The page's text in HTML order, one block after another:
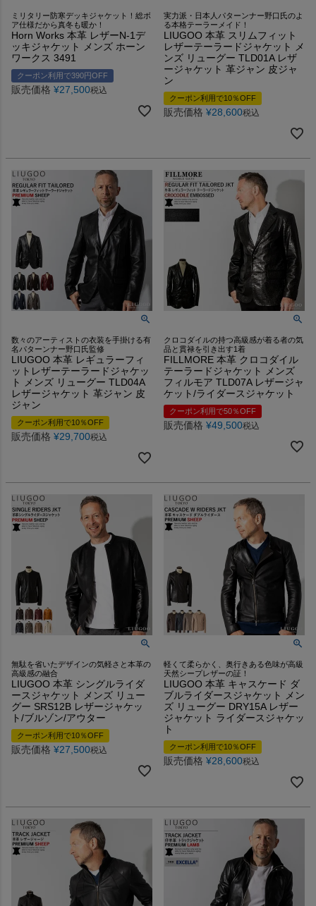
ミリタリー防寒デッキジャケット！総ボ
ア仕様だから真冬も暖か！
Horn Works 本革 レザーN-1デ
ッキジャケット メンズ ホーン
ワークス 3491
クーポン利用で390円OFF
販売価格 ¥27,500税込
実力派・日本人パターンナー野口氏のよ
る本格テーラーメイド！
LIUGOO 本革 スリムフィット
レザーテーラードジャケット メ
ンズ リューグー TLD01A レザ
ージャケット 革ジャン 皮ジャ
ン
クーポン利用で10％OFF
販売価格 ¥28,600税込
数々のアーティストの衣装を手掛ける有
名パターンナー野口氏監修
LIUGOO 本革 レギュラーフィ
ットレザーテーラードジャケッ
ト メンズ リューグー TLD04A
レザージャケット 革ジャン 皮
ジャン
クーポン利用で10％OFF
販売価格 ¥29,700税込
クロコダイルの持つ高級感が着る者の気
品と貫禄を引き出す1着
FILLMORE 本革 クロコダイル
テーラードジャケット メンズ
フィルモア TLD07A レザージャ
ケット/ライダースジャケット
クーポン利用で50％OFF
販売価格 ¥49,500税込
無駄を省いたデザインの気軽さと本革の
高級感の融合
LIUGOO 本革 シングルライダ
ースジャケット メンズ リュー
グー SRS12B レザージャケッ
ト/ブルゾン/アウター
クーポン利用で10％OFF
販売価格 ¥27,500税込
軽くて柔らかく、奥行きある色味が高級
天然シープレザーの証！
LIUGOO 本革 キャスケード ダ
ブルライダースジャケット メン
ズ リューグー DRY15A レザー
ジャケット ライダースジャケッ
ト
クーポン利用で10％OFF
販売価格 ¥28,600税込